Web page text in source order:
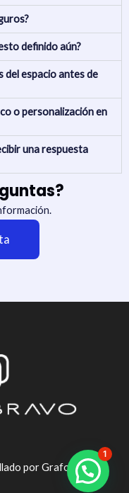
definido aún?
del espacio antes de
o personalización en
una respuesta
por Grafos 360
1